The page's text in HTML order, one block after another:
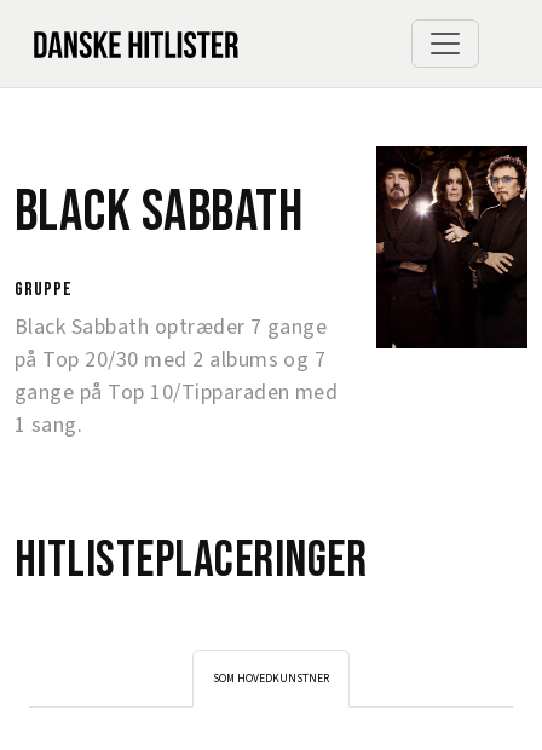
Black Sabbath
gruppe
Black Sabbath optræder 7 gange
på Top 20/30 med 2 albums og 7
gange på Top 10/Tipparaden med
1 sang.
Hitlisteplaceringer
SOM HOVEDKUNSTNER